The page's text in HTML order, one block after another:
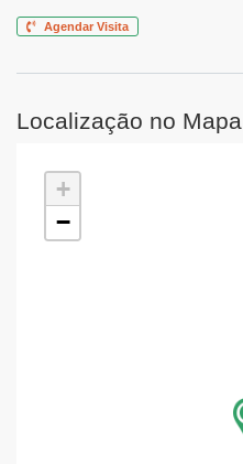
Agendar Visita
Localização no Mapa
+
−